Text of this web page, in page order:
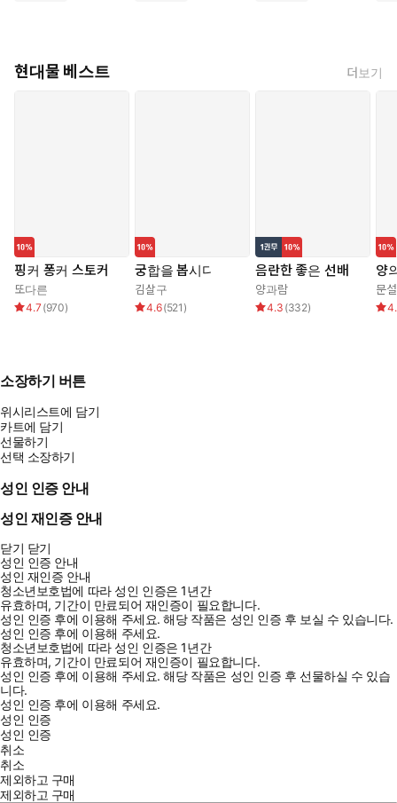
현대물 베스트 더보기
핑커 퐁커 스토커
또다른
4.7 (970)
궁합을 봅시다
김살구
4.6(521 )
음란한 좋은 선배
양과람
4.3 (332)
양
문
소장하기 버튼
위시리스트에 담기
카트에 담기
선물하기
선택 소장하기
성인 인증 안내
성인 재인증 안내
닫기 닫기
성인 인증 안내
성인 재인증 안내
청소년보호법에 따라 성인 인증은 1년간
유효하며, 기간이 만료되어 재인증이 필요합니다.
성인 인증 후에 이용해 주세요.해당 작품은 성인 인증 후 보실 수 있습니다.
성인 인증 후에 이용해 주세요.
청소년보호법에 따라 성인 인증은 1년간
유효하며, 기간이 만료되어 재인증이 필요합니다.
성인 인증 후에 이용해 주세요.해당 작품은 성인 인증 후 선물하실 수 있습
니다.
성인 인증 후에 이용해 주세요.
성인 인증
성인 인증
취소
취소
제외하고 구매
제외하고 구매